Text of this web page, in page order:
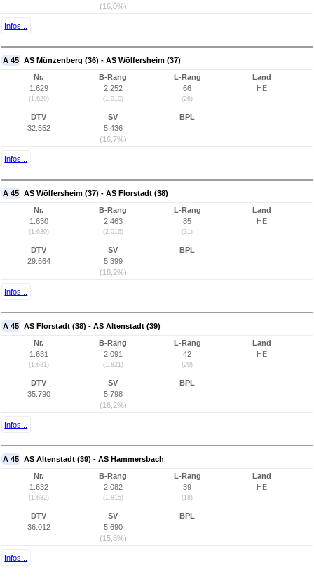
(16,0%)
Infos...
A 45 AS Münzenberg (36) - AS Wölfersheim (37)
Nr.
1.629
(1.629)
B-Rang
2.252
(1.910)
L-Rang
66
(26)
Land
HE
DTV
32.552
SV
5.436
(16,7%)
BPL
Infos...
A 45 AS Wölfersheim (37) - AS Florstadt (38)
Nr.
1.630
(1.630)
B-Rang
2.463
(2.016)
L-Rang
85
(31)
Land
HE
DTV
29.664
SV
5.399
(18,2%)
BPL
Infos...
A 45 AS Florstadt (38) - AS Altenstadt (39)
Nr.
1.631
(1.631)
B-Rang
2.091
(1.821)
L-Rang
42
(20)
Land
HE
DTV
35.790
SV
5.798
(16,2%)
BPL
Infos...
A 45 AS Altenstadt (39) - AS Hammersbach
Nr.
1.632
(1.632)
B-Rang
2.082
(1.815)
L-Rang
39
(18)
Land
HE
DTV
36.012
SV
5.690
(15,8%)
BPL
Infos...